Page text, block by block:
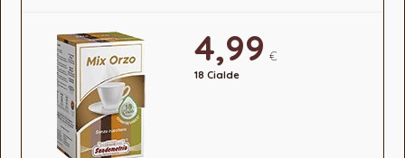
4,99 €
18 Cialde